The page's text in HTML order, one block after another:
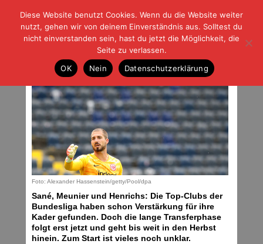
| | |BLOG-GFußball und der Rest
HOME|REGELN|IMPRESSUM |DATENSCHUTZ
Zweites Transferfenster öffnet
Mittwoch, 15.07.20 | 07:57 Uhr
Foto: Alexander Hassenstein/getty/Pool/dpa
Sané, Meunier und Henrichs: Die Top-Clubs der
Bundesliga haben schon Verstärkung für ihre
Kader gefunden. Doch die lange Transferphase
folgt erst jetzt und geht bis weit in den Herbst
hinein. Zum Start ist vieles noch unklar.
Diese Website benutzt Cookies. Wenn du die Website weiter
nutzt, gehen wir von deinem Einverständnis aus. Solltest du
nicht einverstanden sein, hast du jetzt die Möglichkeit, die
Seite zu verlassen.
OK
Nein Datenschutzerklärung